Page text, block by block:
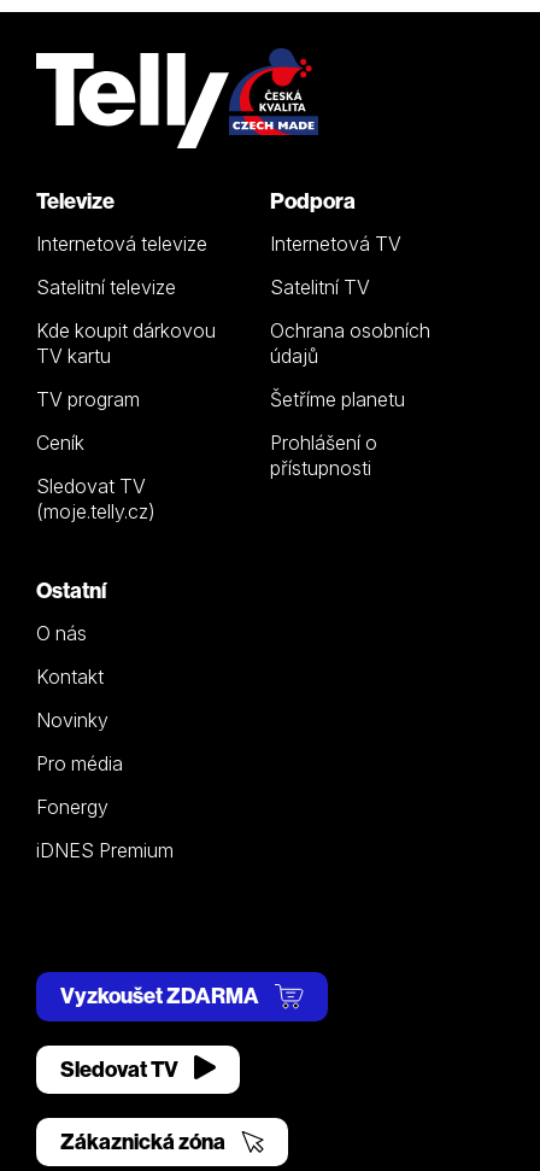
Televize
Internetová televize
Satelitní televize
Kde koupit dárkovou
TV kartu
TV program
Ceník
Sledovat TV
(moje.telly.cz)
Podpora
Internetová TV
Satelitní TV
Ochrana osobních
údajů
Šetříme planetu
Prohlášení o
přístupnosti
Ostatní
O nás
Kontakt
Novinky
Pro média
Fonergy
iDNES Premium
Vyzkoušet ZDARMA
Sledovat TV
Zákaznická zóna